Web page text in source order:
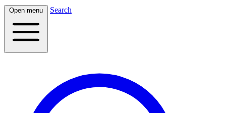
Open menu Search